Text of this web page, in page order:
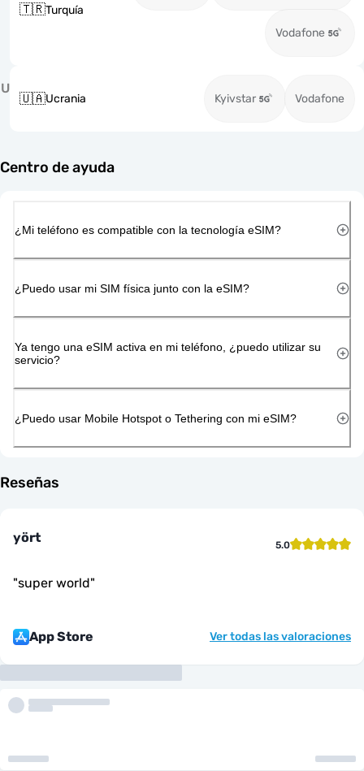
🇹🇷Turquía
Vodafone
U
🇺🇦Ucrania Kyivstar Vodafone
Centro de ayuda
¿Mi teléfono es compatible con la tecnología eSIM?
¿Puedo usar mi SIM física junto con la eSIM?
Ya tengo una eSIM activa en mi teléfono, ¿puedo utilizar su
servicio?
¿Puedo usar Mobile Hotspot o Tethering con mi eSIM?
Reseñas
yört 5.0
"super world"
App Store Ver todas las valoraciones